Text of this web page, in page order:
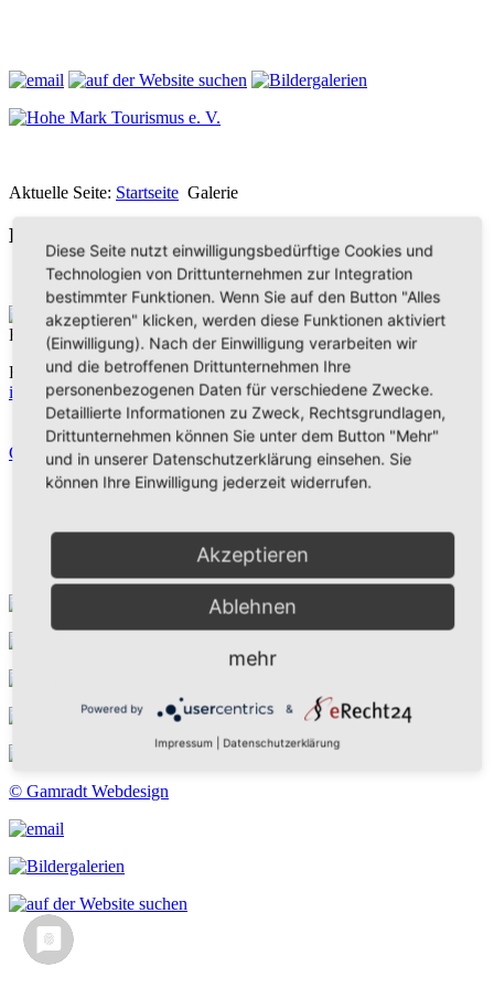
Aktuelle Seite: Startseite Galerie
Bilder aus der Hohen Mark
Hohe Mark Tourismus e. V.
Redderstraße 421, 45711 Datteln
Fon: +49 (0)2363 377 0
info@hohe-mark-tourismus.de
Cookie-Einstellungen
Impressum
Datenschutz
Home
Suchen
© Gamradt Webdesign
Diese Seite nutzt einwilligungsbedürftige Cookies und
Technologien von Drittunternehmen zur Integration
bestimmter Funktionen. Wenn Sie auf den Button "Alles
akzeptieren" klicken, werden diese Funktionen aktiviert
(Einwilligung). Nach der Einwilligung verarbeiten wir
und die betroffenen Drittunternehmen Ihre
personenbezogenen Daten für verschiedene Zwecke.
Detaillierte Informationen zu Zweck, Rechtsgrundlagen,
Drittunternehmen können Sie unter dem Button "Mehr"
und in unserer Datenschutzerklärung einsehen. Sie
können Ihre Einwilligung jederzeit widerrufen.
Akzeptieren
Ablehnen
mehr
Powered by &
Impressum Datenschutzerklärung